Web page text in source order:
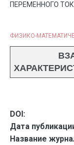
ПЕРЕМЕННОГО
ФИЗИКО-
DOI:
Дата
Название